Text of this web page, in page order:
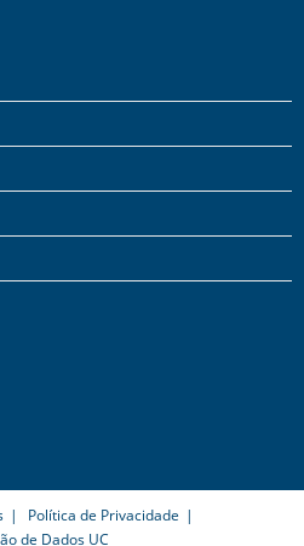
Política de Privacidade
de Dados UC